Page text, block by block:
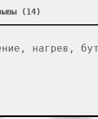
(14)
нагрев,